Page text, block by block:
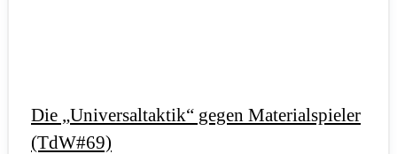
Die „Universaltaktik“ gegen Materialspieler
(TdW#69)